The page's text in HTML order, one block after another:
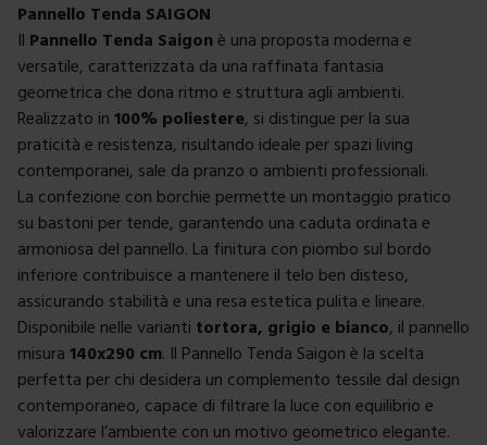
Pannello Tenda SAIGON
Il Pannello Tenda Saigonè una proposta moderna e
versatile, caratterizzata da una raffinata fantasia
geometrica che dona ritmo e struttura agli ambienti.
Realizzato in 100% poliestere, si distingue per la sua
praticità e resistenza, risultando ideale per spazi living
contemporanei, sale da pranzo o ambienti professionali.
La confezione con borchie permette un montaggio pratico
su bastoni per tende, garantendo una caduta ordinata e
armoniosa del pannello. La finitura con piombo sul bordo
inferiore contribuisce a mantenere il telo ben disteso,
assicurando stabilità e una resa estetica pulita e lineare.
Disponibile nelle varianti tortora, grigio e bianco, il pannello
misura 140x290 cm. Il Pannello Tenda Saigon è la scelta
perfetta per chi desidera un complemento tessile dal design
contemporaneo, capace di filtrare la luce con equilibrio e
valorizzare l’ambiente con un motivo geometrico elegante.